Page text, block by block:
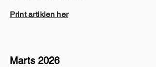
Print artiklen her
Marts 2026